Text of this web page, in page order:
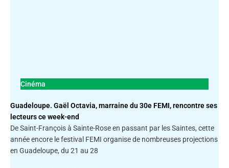
Cinéma
Guadeloupe. Gaël Octavia, marraine du 30e FEMI, rencontre ses
lecteurs ce week-end
De Saint-François à Sainte-Rose en passant par les Saintes, cette
année encore le festival FEMI organise de nombreuses projections
en Guadeloupe, du 21 au 28